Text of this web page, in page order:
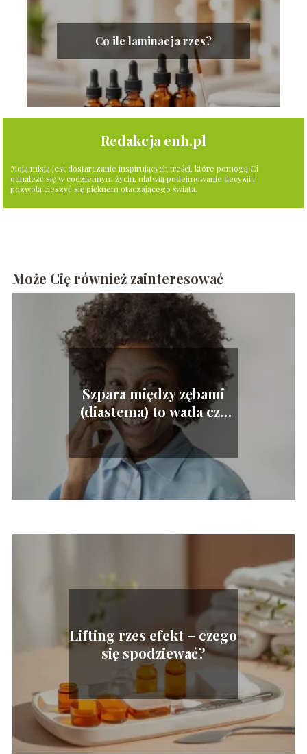
Co ile laminacja rzes?
Redakcja enh.pl
Moją misją jest dostarczanie inspirujących treści, które pomogą Ci
odnaleźć się w codziennym życiu, ułatwią podejmowanie decyzji i
pozwolą cieszyć się pięknem otaczającego świata.
Może Cię również zainteresować
Szpara między zębami
(diastema) to wada czy
zaleta?
Lifting rzes efekt – czego
się spodziewać?